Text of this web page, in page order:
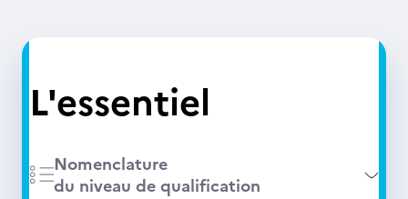
L'essentiel
Nomenclature
du niveau de qualification